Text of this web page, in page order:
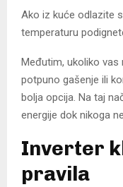
Ako iz kuće odlazite
temperaturu
Međutim, ukoliko
potpuno gašenje ili
bolja opcija. Na taj
energije dok nikoga
Inverter
pravila